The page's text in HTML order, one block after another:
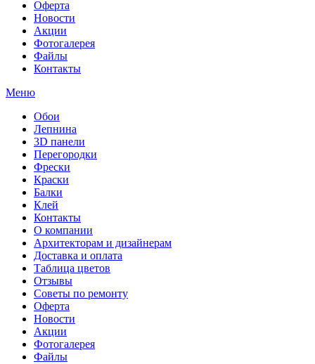
Оферта
Новости
Акции
Фотогалерея
Файлы
Контакты
Меню
Обои
Лепнина
3D панели
Перегородки
Фрески
Краски
Балки
Клей
Контакты
О компании
Архитекторам и дизайнерам
Доставка и оплата
Таблица цветов
Отзывы
Советы по ремонту
Оферта
Новости
Акции
Фотогалерея
Файлы